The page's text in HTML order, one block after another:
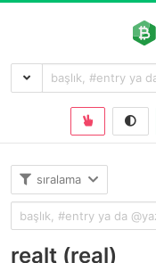
sıralama
realt (real)